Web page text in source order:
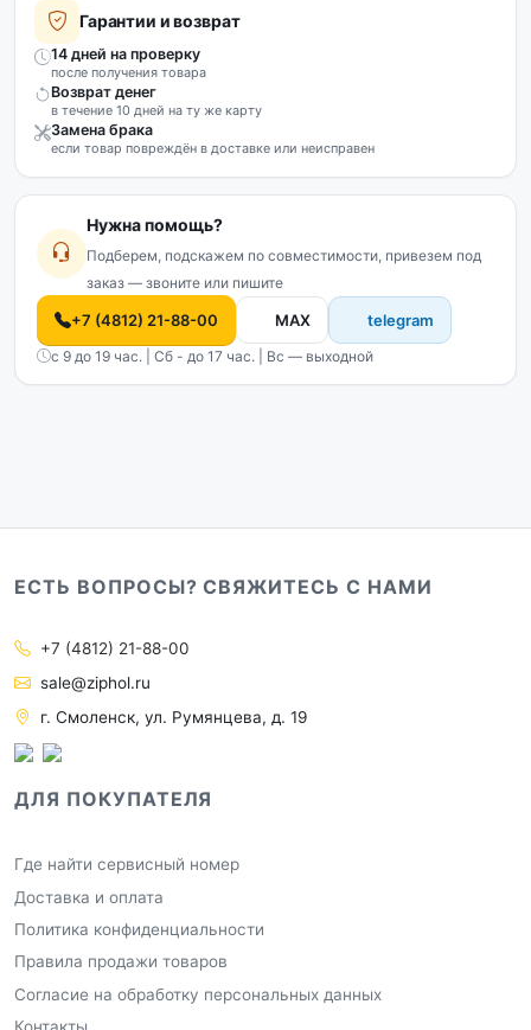
Гарантии и возврат
14 дней на проверку
после получения товара
Возврат денег
в течение 10 дней на ту же карту
Замена брака
если товар повреждён в доставке или неисправен
Нужна помощь?
Подберем, подскажем по совместимости, привезем под
заказ — звоните или пишите
+7 (4812) 21-88-00 MAX telegram
с 9 до 19 час. | Сб - до 17 час. | Вс — выходной
ЕСТЬ ВОПРОСЫ? СВЯЖИТЕСЬ С НАМИ
+7 (4812) 21-88-00
sale@ziphol.ru
г. Смоленск, ул. Румянцева, д. 19
ДЛЯ ПОКУПАТЕЛЯ
Где найти сервисный номер
Доставка и оплата
Политика конфиденциальности
Правила продажи товаров
Согласие на обработку персональных данных